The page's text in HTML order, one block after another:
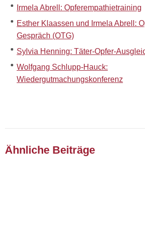
Irmela Abrell: Opferempathietraining
Esther Klaassen und Irmela Abrell:
Gespräch (OTG)
Sylvia Henning: Täter-Opfer-
Wolfgang Schlupp-Hauck:
Wiedergutmachungskonferenz
Ähnliche Beiträge